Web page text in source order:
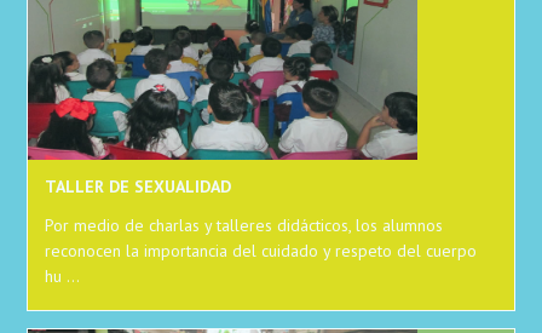
TALLER DE SEXUALIDAD
Por medio de charlas y talleres didácticos, los alumnos
reconocen la importancia del cuidado y respeto del cuerpo
hu ...